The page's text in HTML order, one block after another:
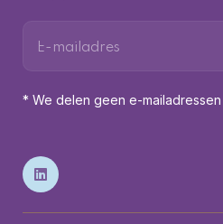
* We delen geen e-